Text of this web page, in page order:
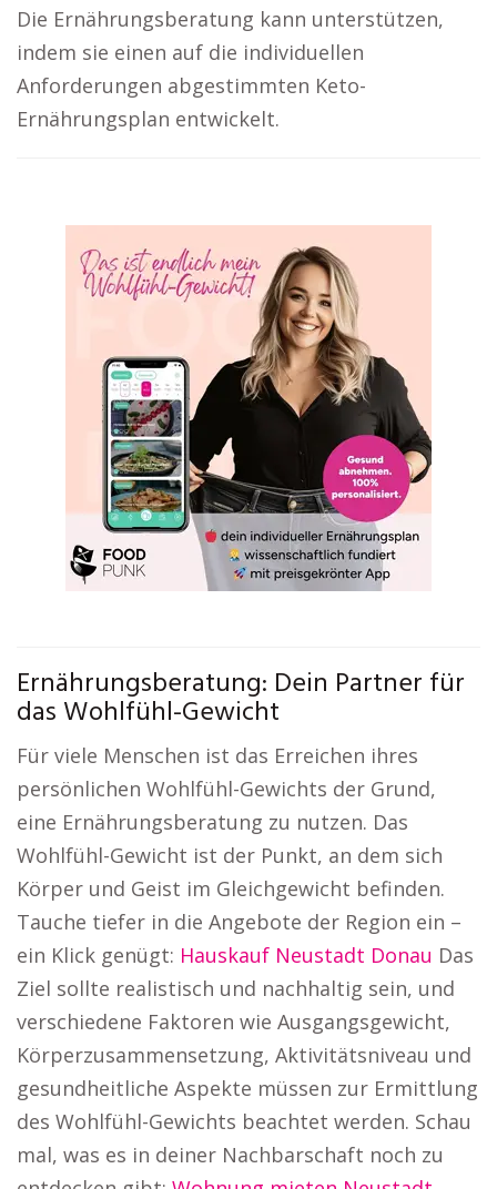
Die Ernährungsberatung kann unterstützen,
indem sie einen auf die individuellen
Anforderungen abgestimmten Keto-
Ernährungsplan entwickelt.
Ernährungsberatung: Dein Partner für
das Wohlfühl-Gewicht
Für viele Menschen ist das Erreichen ihres
persönlichen Wohlfühl-Gewichts der Grund,
eine Ernährungsberatung zu nutzen. Das
Wohlfühl-Gewicht ist der Punkt, an dem sich
Körper und Geist im Gleichgewicht befinden.
Tauche tiefer in die Angebote der Region ein –
ein Klick genügt: Hauskauf Neustadt Donau Das
Ziel sollte realistisch und nachhaltig sein, und
verschiedene Faktoren wie Ausgangsgewicht,
Körperzusammensetzung, Aktivitätsniveau und
gesundheitliche Aspekte müssen zur Ermittlung
des Wohlfühl-Gewichts beachtet werden. Schau
mal, was es in deiner Nachbarschaft noch zu